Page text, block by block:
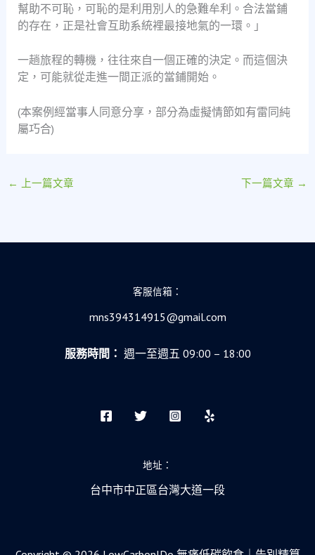
幫助不可恥，可恥的是利用別人的急難牟利。合法當鋪
的存在，正是社會互助系統裡最接地氣的一環。」
一趟旅程的轉機，往往來自一個正確的決定。而這個決
定，可能就從走進一間正派的當鋪開始。
(本案例經當事人同意分享，部分為虛擬情節如有雷同純
屬巧合)
← 上一篇文章 下一篇文章 →
客服信箱：
mns394314915@gmail.com
服務時間： 週一至週五 09:00 – 18:00
地址：
台中市中正區台灣大道一段